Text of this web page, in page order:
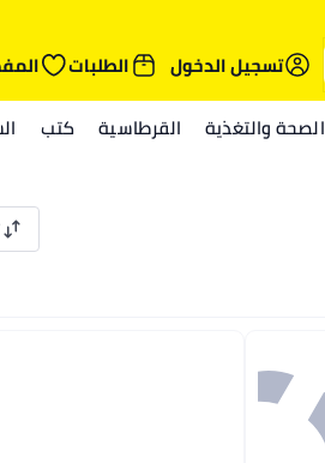
تسجيل الدخول
الطلبات
الصحة والتغذية القرطاسية كتب